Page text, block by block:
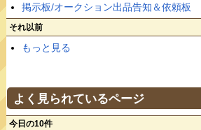
掲示板/オークション出品告知＆依頼板
それ以前
もっと見る
よく見られているページ
今日の10件